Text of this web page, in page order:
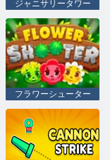
ジャニサリータワー
フラワーシューター